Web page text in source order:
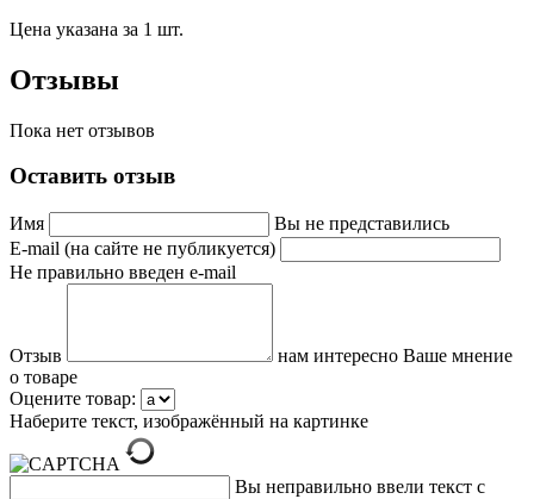
Цена указана за 1 шт.
Отзывы
Пока нет отзывов
Оставить отзыв
Имя
Вы не представились
E-mail (на сайте не публикуется)
Не правильно введен e-mail
Отзыв
нам интересно Ваше мнение
о товаре
Оцените товар:
Наберите текст, изображённый на картинке
Вы неправильно ввели текст с